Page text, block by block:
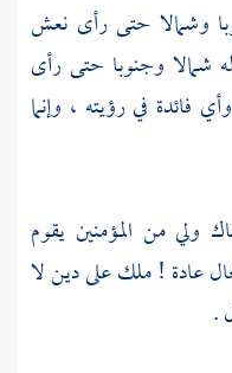
وشمالا حتى رأى نعش
له شمالا وجنوبا حتى رأى
فائدة في رؤيته ، وإنما
ولي من المؤمنين يقوم
عادة ! ملك على دين لا
.